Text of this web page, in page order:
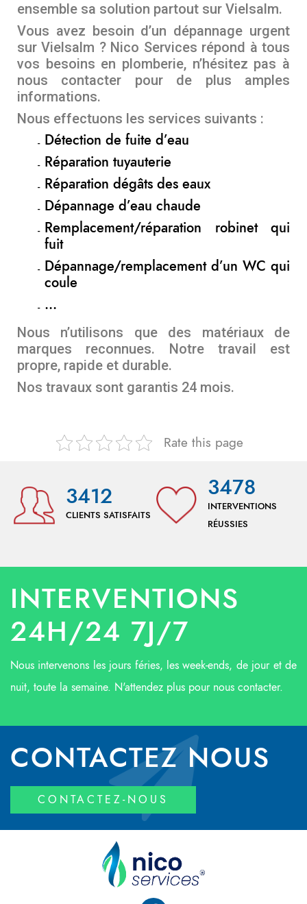
ensemble sa solution partout sur Vielsalm.
Vous avez besoin d’un dépannage urgent
sur Vielsalm ? Nico Services répond à tous
vos besoins en plomberie, n’hésitez pas à
nous contacter pour de plus amples
informations.
Nous effectuons les services suivants :
Détection de fuite d’eau
Réparation tuyauterie
Réparation dégâts des eaux
Dépannage d’eau chaude
Remplacement/réparation robinet qui
fuit
Dépannage/remplacement d’un WC qui
coule
…
Nous n’utilisons que des matériaux de
marques reconnues. Notre travail est
propre, rapide et durable.
Nos travaux sont garantis 24 mois.
Rate this page
3412
CLIENTS SATISFAITS
3478
INTERVENTIONS
RÉUSSIES
INTERVENTIONS
24H/24 7J/7
Nous intervenons les jours féries, les week-ends, de jour et de
nuit, toute la semaine. N'attendez plus pour nous contacter.
CONTACTEZ NOUS
CONTACTEZ-NOUS